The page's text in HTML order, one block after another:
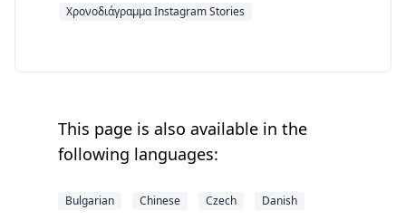
Χρονοδιάγραμμα Instagram Stories
This page is also available in the
following languages:
Bulgarian Chinese Czech Danish